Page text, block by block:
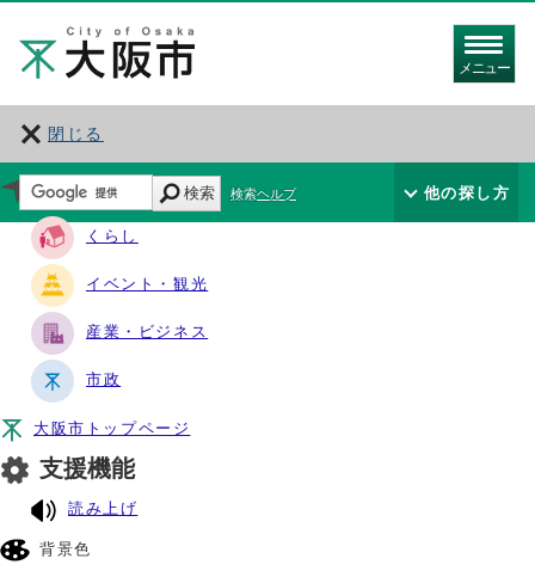
メニュー
閉じる
サイト・ナビ
くらし
イベント・観光
産業・ビジネス
市政
大阪市トップページ
支援機能
読み上げ
背景色
検索 検索ヘルプ 他の探し方